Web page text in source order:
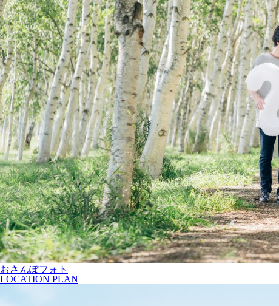
おさんぽフォト
LOCATION PLAN